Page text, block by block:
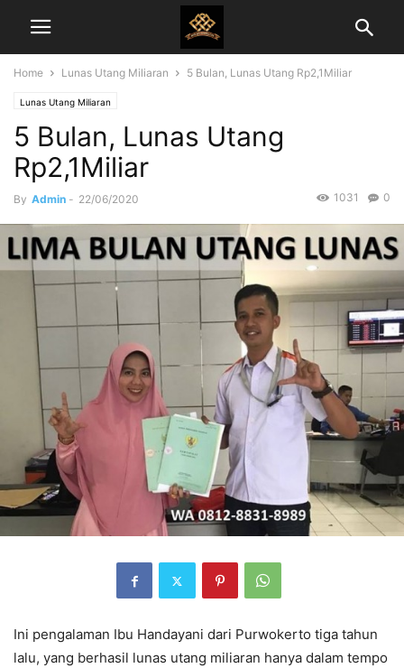
Home Lunas Utang Miliaran 5 Bulan, Lunas Utang Rp2,1Miliar
Lunas Utang Miliaran
5 Bulan, Lunas Utang
Rp2,1Miliar
By Admin - 22/06/2020 0
1031
Ini pengalaman Ibu Handayani dari Purwokerto tiga tahun
lalu, yang berhasil lunas utang miliaran hanya dalam tempo